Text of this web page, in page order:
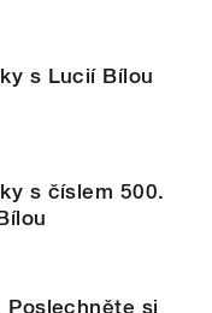
s Lucií Bílou
s číslem 500.
Poslechněte si